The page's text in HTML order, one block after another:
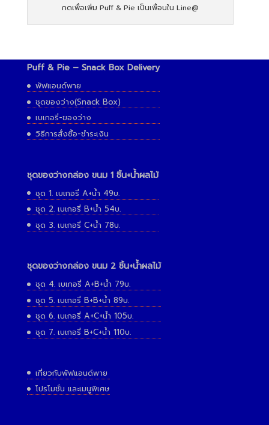
กดเพื่อเพิ่ม Puff & Pie เป็นเพื่อนใน Line@
Puff & Pie – Snack Box Delivery
พัฟแอนด์พาย
ชุดของว่าง(Snack Box)
เบเกอรี่-ของว่าง
วิธีการสั่งซื้อ-ชำระเงิน
ชุดของว่างกล่อง ขนม 1 ชิ้น+น้ำผลไม้
ชุด 1. เบเกอรี่ A+น้ำ 49บ.
ชุด 2. เบเกอรี่ B+น้ำ 54บ.
ชุด 3. เบเกอรี่ C+น้ำ 78บ.
ชุดของว่างกล่อง ขนม 2 ชิ้น+น้ำผลไม้
ชุด 4. เบเกอรี่ A+B+น้ำ 79บ.
ชุด 5. เบเกอรี่ B+B+น้ำ 89บ.
ชุด 6. เบเกอรี่ A+C+น้ำ 105บ.
ชุด 7. เบเกอรี่ B+C+น้ำ 110บ.
เกี่ยวกับพัฟแอนด์พาย
โปรโมชั่น และเมนูพิเศษ